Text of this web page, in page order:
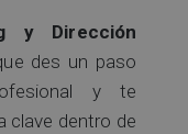
y Dirección
des un paso
y te
clave dentro de